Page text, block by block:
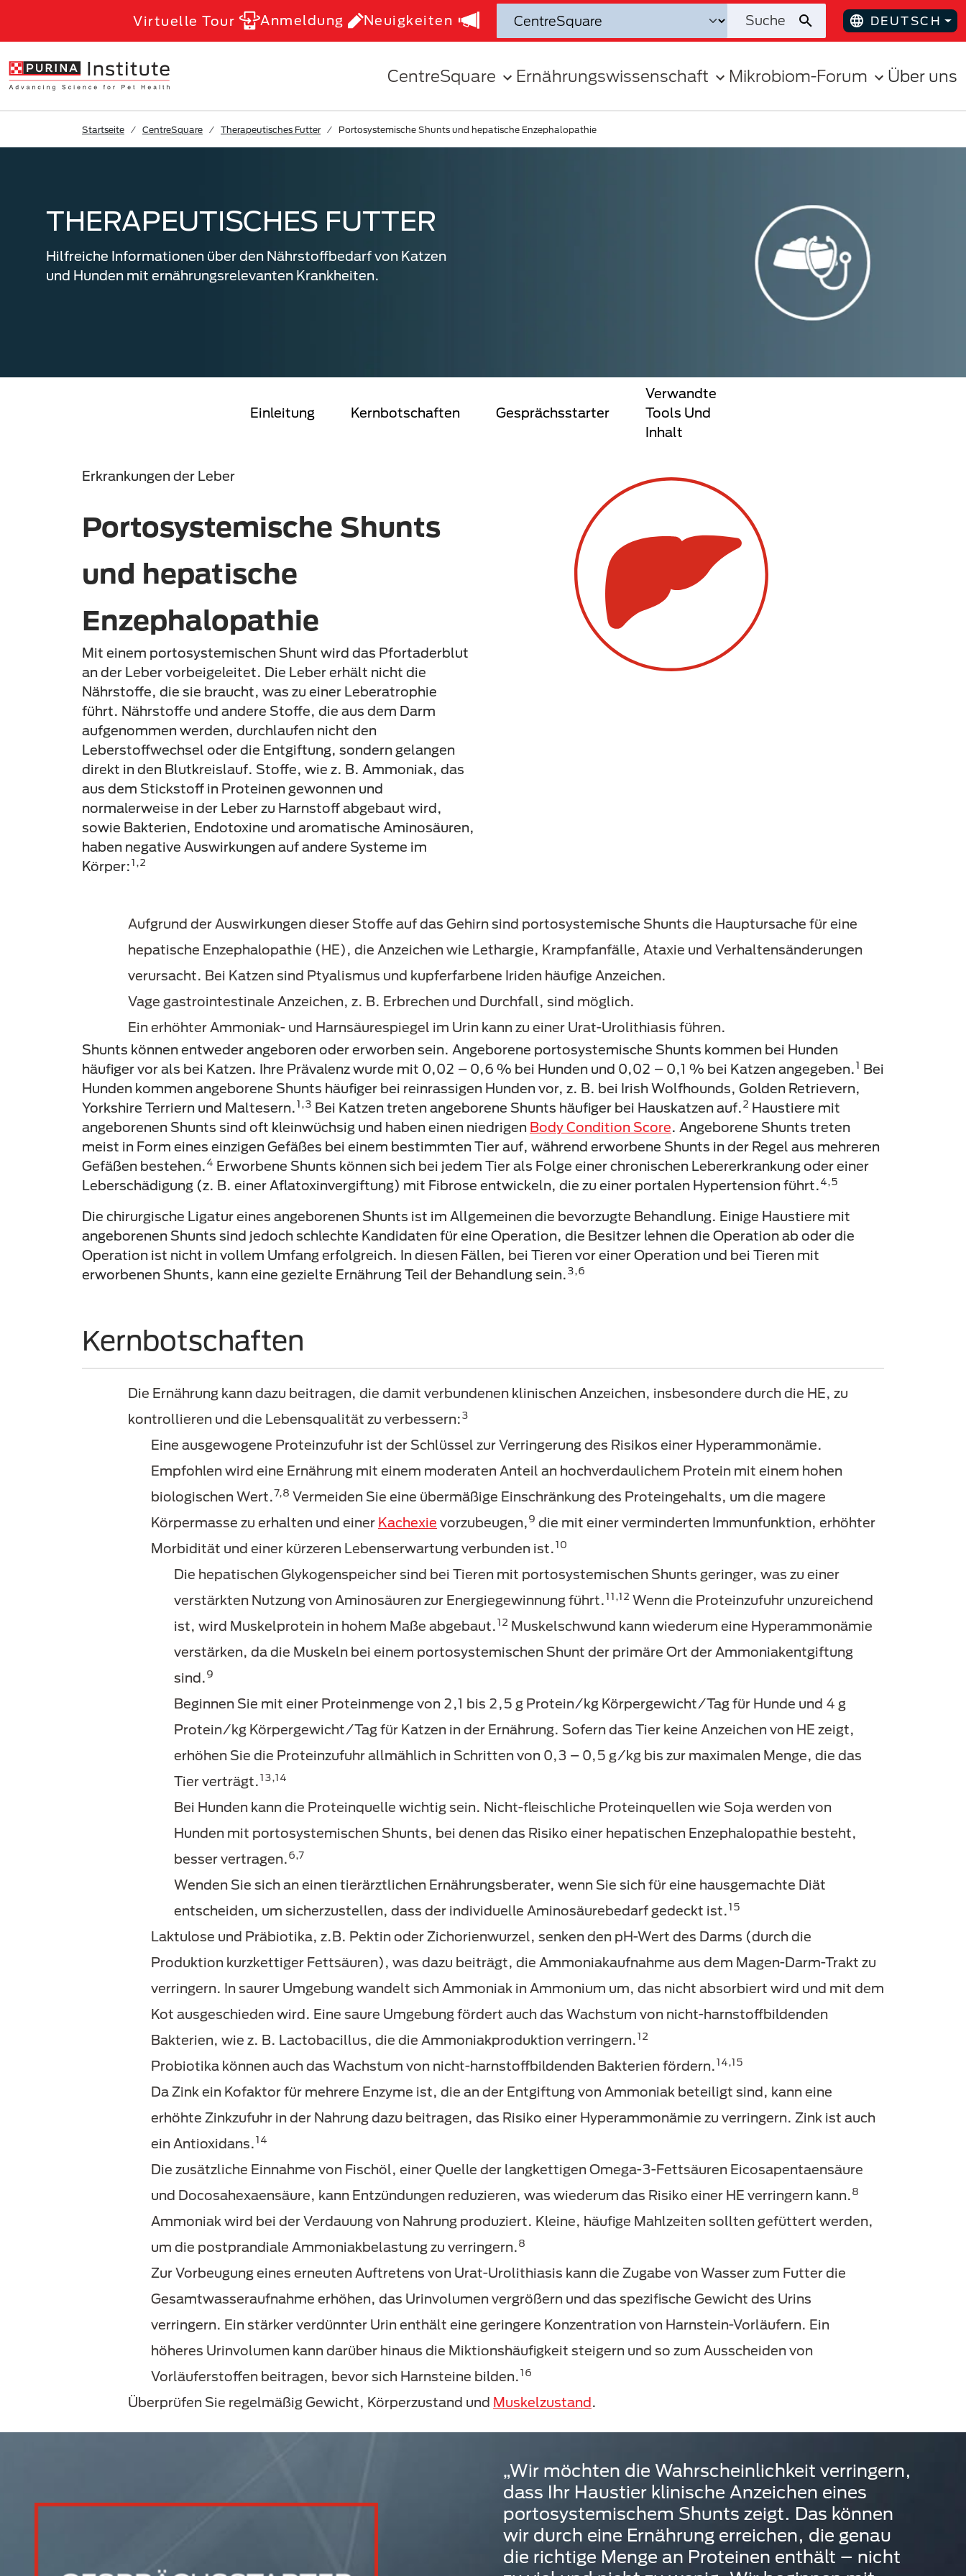
Virtuelle Tour Anmeldung Neuigkeiten DEUTSCH
CentreSquare Ernährungswissenschaft Mikrobiom-Forum Über uns
Startseite CentreSquare Therapeutisches Futter Portosystemische Shunts und hepatische Enzephalopathie
THERAPEUTISCHES FUTTER
Hilfreiche Informationen über den Nährstoffbedarf von Katzen
und Hunden mit ernährungsrelevanten Krankheiten.
Einleitung Kernbotschaften Gesprächsstarter
Verwandte
Tools Und
Inhalt
Erkrankungen der Leber
Portosystemische Shunts
und hepatische
Enzephalopathie
Mit einem portosystemischen Shunt wird das Pfortaderblut
an der Leber vorbeigeleitet. Die Leber erhält nicht die
Nährstoffe, die sie braucht, was zu einer Leberatrophie
führt. Nährstoffe und andere Stoffe, die aus dem Darm
aufgenommen werden, durchlaufen nicht den
Leberstoffwechsel oder die Entgiftung, sondern gelangen
direkt in den Blutkreislauf. Stoffe, wie z. B. Ammoniak, das
aus dem Stickstoff in Proteinen gewonnen und
normalerweise in der Leber zu Harnstoff abgebaut wird,
sowie Bakterien, Endotoxine und aromatische Aminosäuren,
haben negative Auswirkungen auf andere Systeme im
Körper:1,2
Aufgrund der Auswirkungen dieser Stoffe auf das Gehirn sind portosystemische Shunts die Hauptursache für eine
hepatische Enzephalopathie (HE), die Anzeichen wie Lethargie, Krampfanfälle, Ataxie und Verhaltensänderungen
verursacht. Bei Katzen sind Ptyalismus und kupferfarbene Iriden häufige Anzeichen.
Vage gastrointestinale Anzeichen, z. B. Erbrechen und Durchfall, sind möglich.
Ein erhöhter Ammoniak- und Harnsäurespiegel im Urin kann zu einer Urat-Urolithiasis führen.
Shunts können entweder angeboren oder erworben sein. Angeborene portosystemische Shunts kommen bei Hunden
häufiger vor als bei Katzen. Ihre Prävalenz wurde mit 0,02 – 0,6 % bei Hunden und 0,02 – 0,1 % bei Katzen angegeben.1 Bei
Hunden kommen angeborene Shunts häufiger bei reinrassigen Hunden vor, z. B. bei Irish Wolfhounds, Golden Retrievern,
Yorkshire Terriern und Maltesern.1,3 Bei Katzen treten angeborene Shunts häufiger bei Hauskatzen auf.2 Haustiere mit
angeborenen Shunts sind oft kleinwüchsig und haben einen niedrigen Body Condition Score. Angeborene Shunts treten
meist in Form eines einzigen Gefäßes bei einem bestimmten Tier auf, während erworbene Shunts in der Regel aus mehreren
Gefäßen bestehen.4 Erworbene Shunts können sich bei jedem Tier als Folge einer chronischen Lebererkrankung oder einer
Leberschädigung (z. B. einer Aflatoxinvergiftung) mit Fibrose entwickeln, die zu einer portalen Hypertension führt.4,5
Die chirurgische Ligatur eines angeborenen Shunts ist im Allgemeinen die bevorzugte Behandlung. Einige Haustiere mit
angeborenen Shunts sind jedoch schlechte Kandidaten für eine Operation, die Besitzer lehnen die Operation ab oder die
Operation ist nicht in vollem Umfang erfolgreich. In diesen Fällen, bei Tieren vor einer Operation und bei Tieren mit
erworbenen Shunts, kann eine gezielte Ernährung Teil der Behandlung sein.3,6
Kernbotschaften
Die Ernährung kann dazu beitragen, die damit verbundenen klinischen Anzeichen, insbesondere durch die HE, zu
kontrollieren und die Lebensqualität zu verbessern:3
Eine ausgewogene Proteinzufuhr ist der Schlüssel zur Verringerung des Risikos einer Hyperammonämie.
Empfohlen wird eine Ernährung mit einem moderaten Anteil an hochverdaulichem Protein mit einem hohen
biologischen Wert.7,8 Vermeiden Sie eine übermäßige Einschränkung des Proteingehalts, um die magere
Körpermasse zu erhalten und einer Kachexie vorzubeugen,9 die mit einer verminderten Immunfunktion, erhöhter
Morbidität und einer kürzeren Lebenserwartung verbunden ist.10
Die hepatischen Glykogenspeicher sind bei Tieren mit portosystemischen Shunts geringer, was zu einer
verstärkten Nutzung von Aminosäuren zur Energiegewinnung führt.11,12 Wenn die Proteinzufuhr unzureichend
ist, wird Muskelprotein in hohem Maße abgebaut.12 Muskelschwund kann wiederum eine Hyperammonämie
verstärken, da die Muskeln bei einem portosystemischen Shunt der primäre Ort der Ammoniakentgiftung
sind.9
Beginnen Sie mit einer Proteinmenge von 2,1 bis 2,5 g Protein/kg Körpergewicht/Tag für Hunde und 4 g
Protein/kg Körpergewicht/Tag für Katzen in der Ernährung. Sofern das Tier keine Anzeichen von HE zeigt,
erhöhen Sie die Proteinzufuhr allmählich in Schritten von 0,3 – 0,5 g/kg bis zur maximalen Menge, die das
Tier verträgt.13,14
Bei Hunden kann die Proteinquelle wichtig sein. Nicht-fleischliche Proteinquellen wie Soja werden von
Hunden mit portosystemischen Shunts, bei denen das Risiko einer hepatischen Enzephalopathie besteht,
besser vertragen.6,7
Wenden Sie sich an einen tierärztlichen Ernährungsberater, wenn Sie sich für eine hausgemachte Diät
entscheiden, um sicherzustellen, dass der individuelle Aminosäurebedarf gedeckt ist.15
Laktulose und Präbiotika, z.B. Pektin oder Zichorienwurzel, senken den pH-Wert des Darms (durch die
Produktion kurzkettiger Fettsäuren), was dazu beiträgt, die Ammoniakaufnahme aus dem Magen-Darm-Trakt zu
verringern. In saurer Umgebung wandelt sich Ammoniak in Ammonium um, das nicht absorbiert wird und mit dem
Kot ausgeschieden wird. Eine saure Umgebung fördert auch das Wachstum von nicht-harnstoffbildenden
Bakterien, wie z. B. Lactobacillus, die die Ammoniakproduktion verringern.12
Probiotika können auch das Wachstum von nicht-harnstoffbildenden Bakterien fördern.14,15
Da Zink ein Kofaktor für mehrere Enzyme ist, die an der Entgiftung von Ammoniak beteiligt sind, kann eine
erhöhte Zinkzufuhr in der Nahrung dazu beitragen, das Risiko einer Hyperammonämie zu verringern. Zink ist auch
ein Antioxidans.14
Die zusätzliche Einnahme von Fischöl, einer Quelle der langkettigen Omega-3-Fettsäuren Eicosapentaensäure
und Docosahexaensäure, kann Entzündungen reduzieren, was wiederum das Risiko einer HE verringern kann.8
Ammoniak wird bei der Verdauung von Nahrung produziert. Kleine, häufige Mahlzeiten sollten gefüttert werden,
um die postprandiale Ammoniakbelastung zu verringern.8
Zur Vorbeugung eines erneuten Auftretens von Urat-Urolithiasis kann die Zugabe von Wasser zum Futter die
Gesamtwasseraufnahme erhöhen, das Urinvolumen vergrößern und das spezifische Gewicht des Urins
verringern. Ein stärker verdünnter Urin enthält eine geringere Konzentration von Harnstein-Vorläufern. Ein
höheres Urinvolumen kann darüber hinaus die Miktionshäufigkeit steigern und so zum Ausscheiden von
Vorläuferstoffen beitragen, bevor sich Harnsteine bilden.16
Überprüfen Sie regelmäßig Gewicht, Körperzustand und Muskelzustand.
„Wir möchten die Wahrscheinlichkeit verringern,
dass Ihr Haustier klinische Anzeichen eines
portosystemischem Shunts zeigt. Das können
wir durch eine Ernährung erreichen, die genau
die richtige Menge an Proteinen enthält – nicht